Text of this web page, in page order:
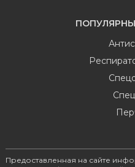
Предоставленная на сайте